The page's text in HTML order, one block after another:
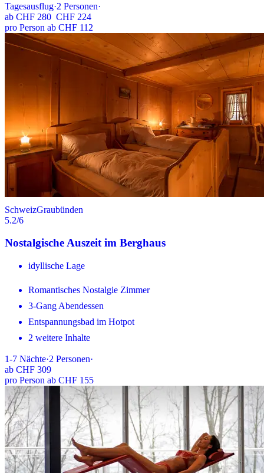
Tagesausflug·2 Personen·
ab CHF 280 CHF 224
pro Person ab CHF 112
SchweizGraubünden
5.2/6
Nostalgische Auszeit im Berghaus
idyllische Lage
Romantisches Nostalgie Zimmer
3-Gang Abendessen
Entspannungsbad im Hotpot
2 weitere Inhalte
1-7 Nächte·2 Personen·
ab CHF 309
pro Person ab CHF 155